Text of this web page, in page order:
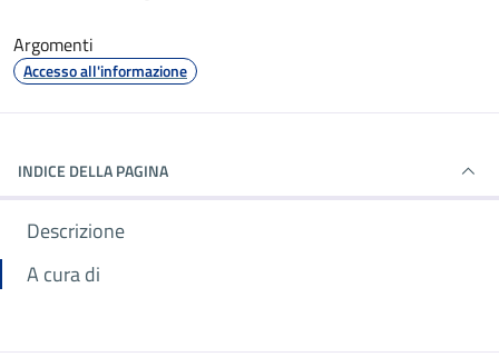
Argomenti
Accesso all'informazione
INDICE DELLA PAGINA
Descrizione
A cura di